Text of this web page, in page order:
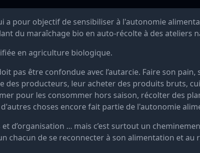
a pour objectif de sensibiliser à l'autonomie
du maraîchage bio en auto-récolte à des ateliers
en agriculture biologique.
pas être confondue avec l’autarcie. Faire son
des producteurs, leur acheter des produits bruts,
pour les consommer hors saison, récolter des
choses encore fait partie de l'autonomie
d’organisation ... mais c’est surtout un
chacun de se reconnecter à son alimentation et au